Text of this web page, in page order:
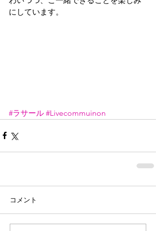
にしています。
#ラサール #Livecommuinon
コメント